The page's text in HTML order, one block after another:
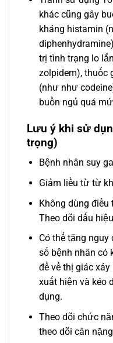
khác cũng gây
kháng histamin
trị tình trạng lo
zolpidem), thuốc
(như như
buồn ngủ quá
Lưu ý khi sử
trọng)
Bệnh nhân suy
Giảm liều từ từ
Không dùng
Theo dõi dấu
Có thể tăng
số bệnh nhân có
đề về thị giác
xuất hiện và kéo
dụng.
Theo dõi chức
theo dõi cân